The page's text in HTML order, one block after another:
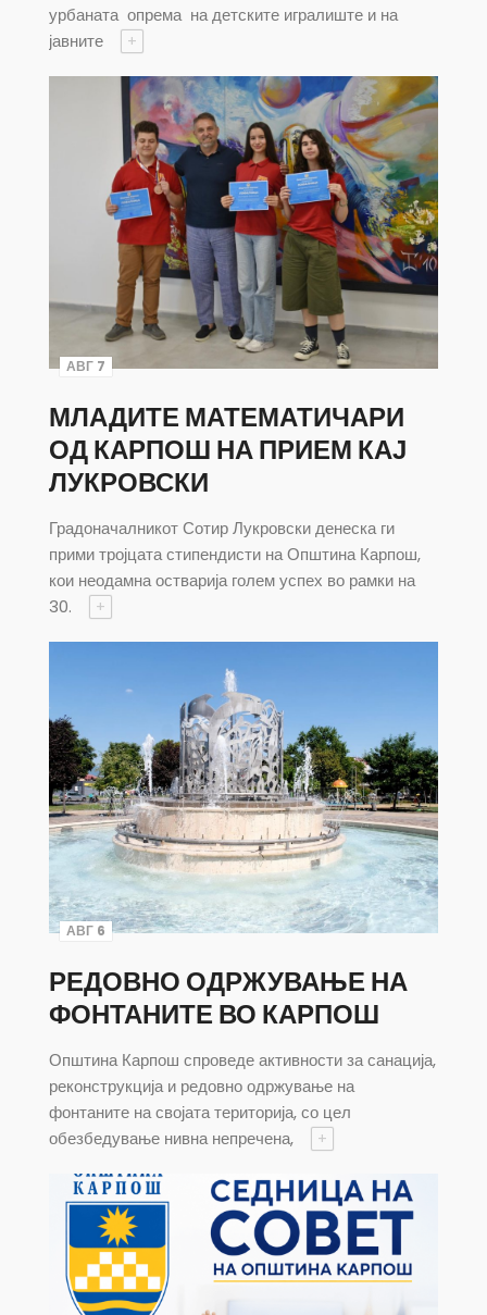
урбаната опрема на детските игралиште и на
јавните
+
АВГ 7
МЛАДИТЕ МАТЕМАТИЧАРИ
ОД КАРПОШ НА ПРИЕМ КАЈ
ЛУКРОВСКИ
Градоначалникот Сотир Лукровски денеска ги
прими тројцата стипендисти на Општина Карпош,
кои неодамна остварија голем успех во рамки на
30.
+
АВГ 6
РЕДОВНО ОДРЖУВАЊЕ НА
ФОНТАНИТЕ ВО КАРПОШ
Општина Карпош спроведе активности за санација,
реконструкција и редовно одржување на
фонтаните на својата територија, со цел
обезбедување нивна непречена,
+